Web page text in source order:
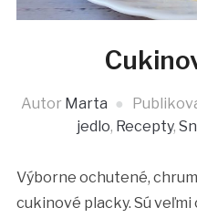
Autor Marta
jedlo, Recepty,
Výborne ochutené,
cukinové placky. Sú